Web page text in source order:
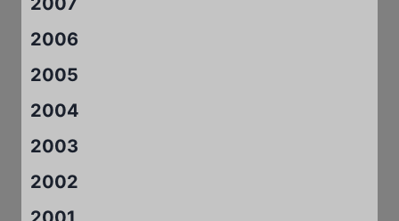
2006
2005
2004
2003
2002